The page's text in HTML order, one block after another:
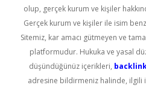
olup, gerçek kurum ve kişiler
Gerçek kurum ve kişiler ile isim
Sitemiz, kar amacı gütmeyen ve
platformudur. Hukuka ve yasal
düşündüğünüz içerikleri,
adresine bildirmeniz halinde, ilgili